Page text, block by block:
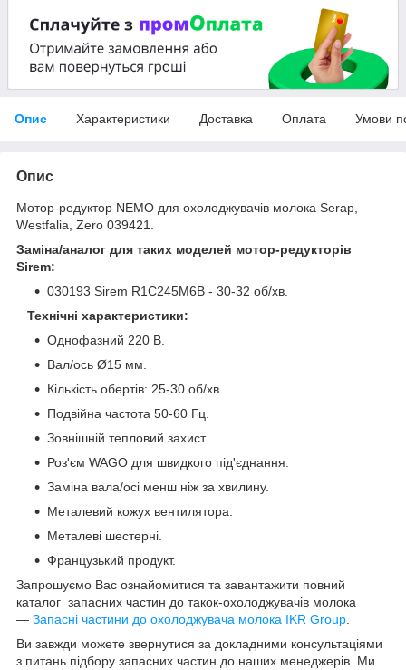
Опис Характеристики Доставка Оплата Умови
Опис
Мотор-редуктор NEMO для охолоджувачів молока Serap,
Westfalia, Zero 039421.
Заміна/аналог для таких моделей мотор-редукторів
Sirem:
030193 Sirem R1C245M6B - 30-32 об/хв.
Технічні характеристики:
Однофазний 220 В.
Вал/ось Ø15 мм.
Кількість обертів: 25-30 об/хв.
Подвійна частота 50-60 Гц.
Зовнішній тепловий захист.
Роз'єм WAGO для швидкого під'єднання.
Заміна вала/осі менш ніж за хвилину.
Металевий кожух вентилятора.
Металеві шестерні.
Французький продукт.
Запрошуємо Вас ознайомитися та завантажити повний
каталог запасних частин до такок-охолоджувачів молока
— Запасні частини до охолоджувача молока IKR Group.
Ви завжди можете звернутися за докладними консультаціями
з питань підбору запасних частин до наших менеджерів. Ми